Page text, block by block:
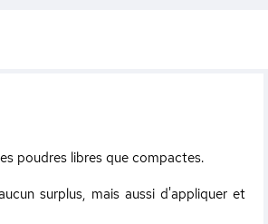
poudres libres que compactes.
surplus, mais aussi d'appliquer et